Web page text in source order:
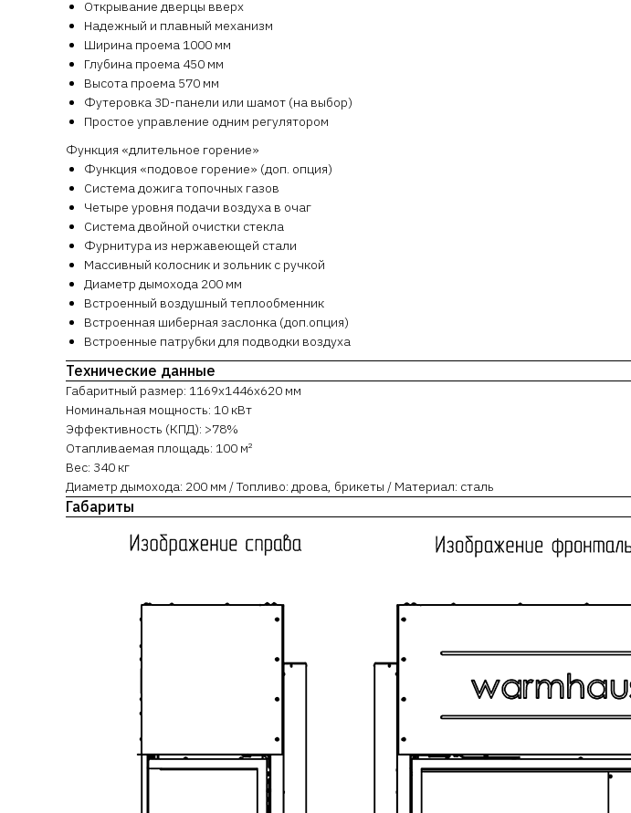
Открывание дверцы вверх
Надежный и плавный механизм
Ширина проема 1000 мм
Глубина проема 450 мм
Высота проема 570 мм
Футеровка 3D-панели или шамот (на выбор)
Простое управление одним регулятором
Функция «длительное горение»
Функция «подовое горение» (доп. опция)
Система дожига топочных газов
Четыре уровня подачи воздуха в очаг
Система двойной очистки стекла
Фурнитура из нержавеющей стали
Массивный колосник и зольник с ручкой
Диаметр дымохода 200 мм
Встроенный воздушный теплообменник
Встроенная шиберная заслонка (доп.опция)
Встроенные патрубки для подводки воздуха
Технические данные
Габаритный размер: 1169х1446х620 мм
Номинальная мощность: 10 кВт
Эффективность (КПД): >78%
Отапливаемая площадь: 100 м²
Вес: 340 кг
Диаметр дымохода: 200 мм / Топливо: дрова, брикеты / Материал: сталь
Габариты